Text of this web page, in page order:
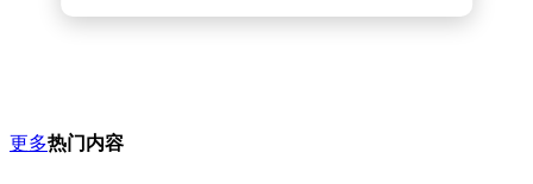
更多热门内容